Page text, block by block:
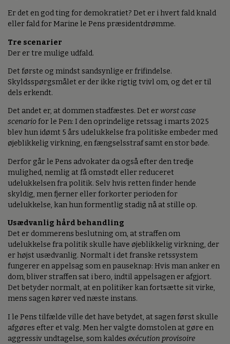
Er det en god ting for demokratiet? Det er i hvert fald knald
eller fald for Marine le Pens præsidentdrømme.
Tre scenarier
Der er tre mulige udfald.
Det første og mindst sandsynlige er frifindelse.
Skyldsspørgsmålet er der ikke rigtig tvivl om, og det er til
dels erkendt.
Det andet er, at dommen stadfæstes. Det erworst case
scenariofor le Pen: I den oprindelige retssag i marts 2025
blev hun idømt 5 års udelukkelse fra politiske embeder med
øjeblikkelig virkning, en fængselsstraf samt en stor bøde.
Derfor går le Pens advokater da også efter den tredje
mulighed, nemlig at få omstødt eller reduceret
udelukkelsen fra politik. Selv hvis retten finder hende
skyldig, men fjerner eller forkorter perioden for
udelukkelse, kan hun formentlig stadig nå at stille op.
Usædvanlig hård behandling
Det er dommerens beslutning om, at straffen om
udelukkelse fra politik skulle have øjeblikkelig virkning, der
er højst usædvanlig. Normalt i det franske retssystem
fungerer en appelsag som en pauseknap: Hvis man anker en
dom, bliver straffen sat i bero, indtil appelsagen er afgjort.
Det betyder normalt, at en politiker kan fortsætte sit virke,
mens sagen kører ved næste instans.
I le Pens tilfælde ville det have betydet, at sagen først skulle
afgøres efter et valg. Men her valgte domstolen at gøre en
aggressiv undtagelse, som kaldes exécution provisoire